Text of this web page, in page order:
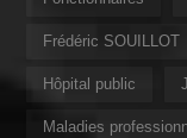
Frédéric SOUILLOT
Hôpital public
Maladies